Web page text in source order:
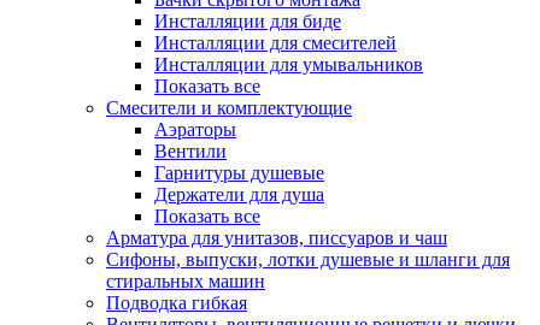
Инсталляции для биде
Инсталляции для смесителей
Инсталляции для умывальников
Показать все
Смесители и комплектующие
Аэраторы
Вентили
Гарнитуры душевые
Держатели для душа
Показать все
Арматура для унитазов, писсуаров и чаш
Сифоны, выпуски, лотки душевые и шланги для
стиральных машин
Подводка гибкая